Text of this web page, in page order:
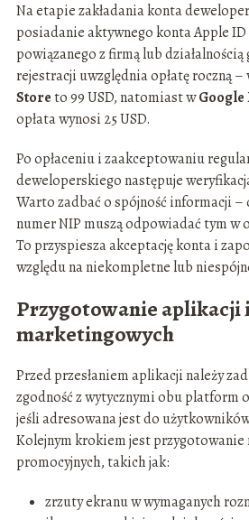
Na etapie zakładania konta
posiadanie aktywnego konta Apple
powiązanego z firmą lub
rejestracji uwzględnia opłatę roczną
Storeto 99 USD, natomiast wGoogle
opłata wynosi 25 USD.
Po opłaceniu i zaakceptowaniu
deweloperskiego następuje
Warto zadbać o spójność informacji –
numer NIP muszą odpowiadać tym w
To przyspiesza akceptację konta i
względu na niekompletne lub
Przygotowanie aplikacji
marketingowych
Przed przesłaniem aplikacji należy
zgodność z wytycznymi obu platform
jeśli adresowana jest do
Kolejnym krokiem jest przygotowanie
promocyjnych, takich jak:
zrzuty ekranu w wymaganych